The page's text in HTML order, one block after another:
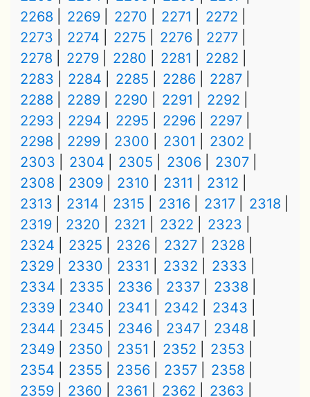
2268
2269 2270 2271
2272
2273
2274 2275 2276
2277
2278
2279 2280 2281
2282
2283
2284 2285 2286
2287
2288
2289 2290 2291
2292
2293
2294 2295 2296
2297
2298
2299 2300 2301
2302
2303
2304 2305 2306
2307
2308
2309 2310 2311
2312
2313
2314 2315 2316 2317
2318
2319
2320 2321 2322
2323
2324
2325 2326 2327
2328
2329
2330 2331 2332
2333
2334
2335 2336 2337
2338
2339
2340 2341 2342
2343
2344
2345 2346 2347
2348
2349
2350 2351 2352
2353
2354
2355 2356 2357
2358
2359
2360 2361 2362
2363